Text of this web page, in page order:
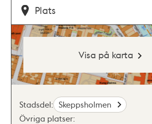
Plats
Visa på karta
Stadsdel: Skeppsholmen
Övriga platser: